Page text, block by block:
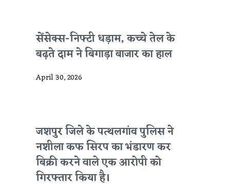
सेंसेक्स-निफ्टी धड़ाम, कच्चे तेल के
बढ़ते दाम ने बिगाड़ा बाजार का हाल
April 30, 2026
जशपुर जिले के पत्थलगांव पुलिस ने
नशीला कफ सिरप का भंडारण कर
बिक्री करने वाले एक आरोपी को
गिरफ्तार किया है।